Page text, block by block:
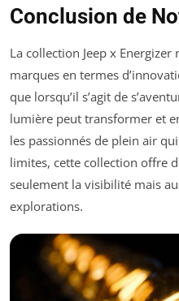
Conclusion de
La collection Jeep x Energizer
marques en termes
que lorsqu’il s’agit de
lumière peut transformer et
les passionnés de plein air
limites, cette collection offre
seulement la visibilité mais
explorations.